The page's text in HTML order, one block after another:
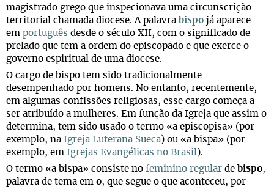
magistrado grego que inspecionava uma circunscrição
territorial chamada diocese. A palavra bispo já aparece
em português desde o século XII, com o significado de
prelado que tem a ordem do episcopado e que exerce o
governo espiritual de uma diocese.
O cargo de bispo tem sido tradicionalmente
desempenhado por homens. No entanto, recentemente,
em algumas confissões religiosas, esse cargo começa a
ser atribuído a mulheres. Em função da Igreja que assim o
determina, tem sido usado o termo «a episcopisa» (por
exemplo, na Igreja Luterana Sueca) ou «a bispa» (por
exemplo, em Igrejas Evangélicas no Brasil).
O termo «a bispa» consiste no feminino regular de bispo,
palavra de tema em o, que segue o que aconteceu, por